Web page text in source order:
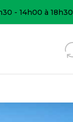
- 14h00 à 18h30